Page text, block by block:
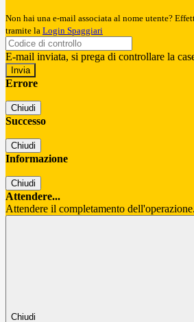
Non hai una e-mail associata al nome utente?
tramite la Login Spaggiari
E-mail inviata, si prega di controllare la
Errore
Chiudi
Successo
Chiudi
Informazione
Chiudi
Attendere...
Attendere il completamento
Chiudi